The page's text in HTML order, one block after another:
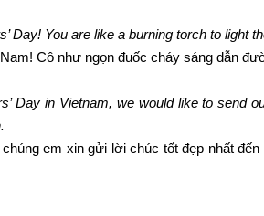
Day! You are like a burning torch to light
Cô như ngọn đuốc cháy sáng dẫn
Day in Vietnam, we would like to send
em xin gửi lời chúc tốt đẹp nhất